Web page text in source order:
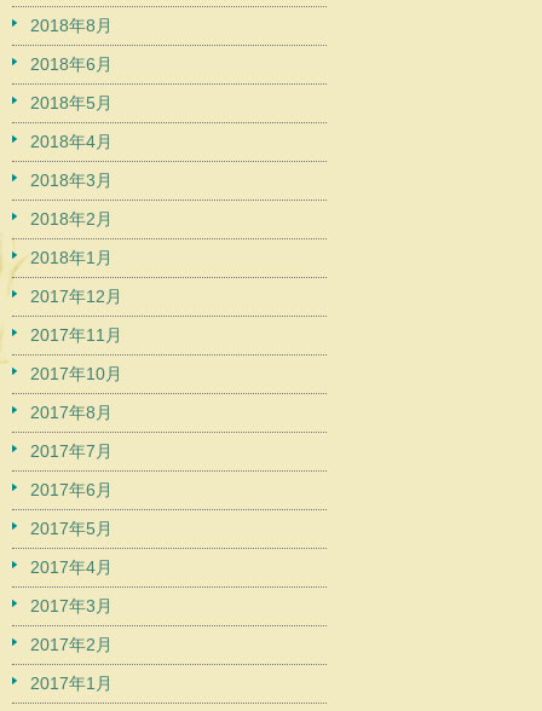
2018年8月
2018年6月
2018年5月
2018年4月
2018年3月
2018年2月
2018年1月
2017年12月
2017年11月
2017年10月
2017年8月
2017年7月
2017年6月
2017年5月
2017年4月
2017年3月
2017年2月
2017年1月